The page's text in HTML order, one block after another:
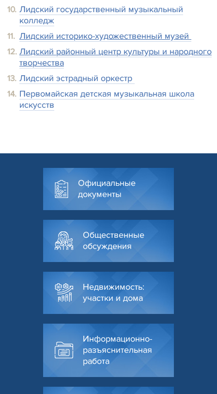
Лидский государственный музыкальный
колледж
Лидский историко-художественный музей
Лидский районный центр культуры и народного
творчества
Лидский эстрадный оркестр
Первомайская детская музыкальная школа
искусств
Официальные
документы
Общественные
обсуждения
Недвижимость:
участки и дома
Информационно-
разъяснительная
работа